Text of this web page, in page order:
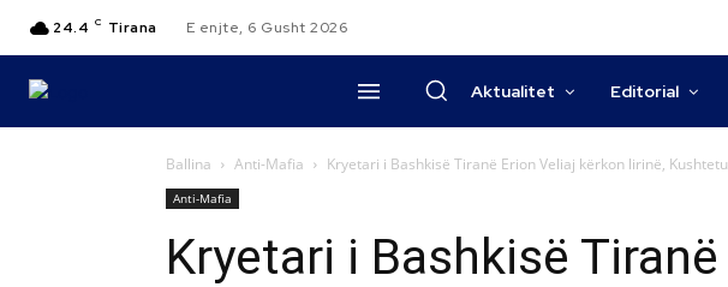
24.4 C Tirana E enjte, 6 Gusht 2026
Aktualitet Editorial
Ballina Anti-Mafia Kryetari i Bashkisë Tiranë Erion Veliaj kërkon lirinë,
Anti-Mafia
Kryetari i Bashkisë